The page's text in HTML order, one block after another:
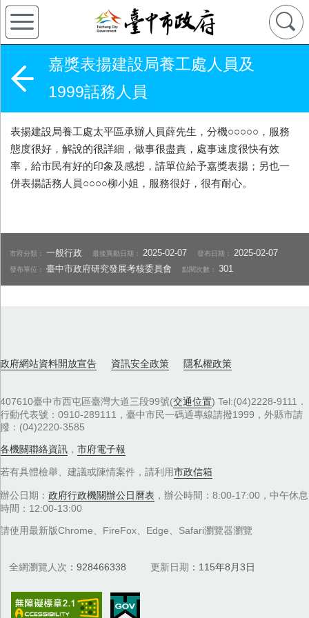
嘉獎表揚建設局養工處人員及
1999話務人員
表揚建設局養工處太平區承辦人員薛先生，分機○○○○○，服務
態度很好，解說的很詳細，做事很盡責，處事速度很快有效
率，給市民有好的印象及感想，請單位給予嘉獎表揚；另也一
併表揚話務人員○○○○柳小姐，服務很好，很有耐心。
市府分類：一般行政 最後異動日期： 2025-02-07 發布日期： 2025-02-07
發布單位：臺中市政府研究發展考核委員會 點閱次數：301
政府網站資料開放宣告 資訊安全政策 隱私權政策
407610臺中市西屯區臺灣大道三段99號(交通位置) Tel:(04)2228-9111．
行動代表號：0910-289111，臺中市民一碼通專線請撥1999，外縣市請
撥：(04)2220-3585
各機關聯絡資訊 ， 市府電子報
若有具體檢舉、建議或陳情案件，請利用市政信箱
辦公日期： 政府行政機關辦公日曆表 ，辦公時間：8:00-17:00，中午休息
時間：12:00-13:00
請使用最新版Chrome、FireFox、Edge、Safari瀏覽器瀏覽
全網瀏覽人次 928466338 更新日期 115年8月3日